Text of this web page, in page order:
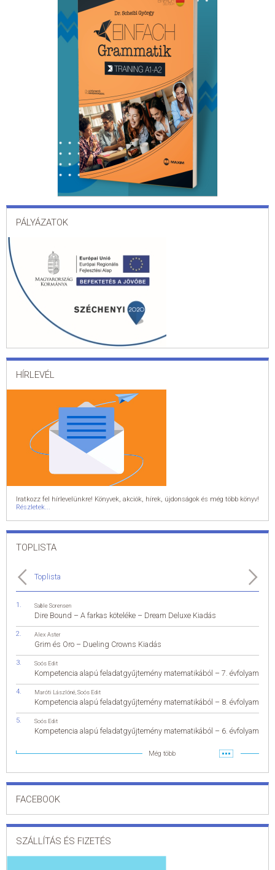
PÁLYÁZATOK
HÍRLEVÉL
Iratkozz fel hírlevelünkre! Könyvek, akciók, hírek, újdonságok és még több könyv!
Részletek...
TOPLISTA
Toplista
Sable Sorensen
Dire Bound – A farkas köteléke – Dream Deluxe Kiadás
Alex Aster
Grim és Oro – Dueling Crowns Kiadás
Soós Edit
Kompetencia alapú feladatgyűjtemény matematikából – 7. évfolyam
Maróti Lászlóné Soós Edit
Kompetencia alapú feladatgyűjtemény matematikából – 8. évfolyam
Soós Edit
Kompetencia alapú feladatgyűjtemény matematikából – 6. évfolyam
Még több
FACEBOOK
SZÁLLÍTÁS ÉS FIZETÉS